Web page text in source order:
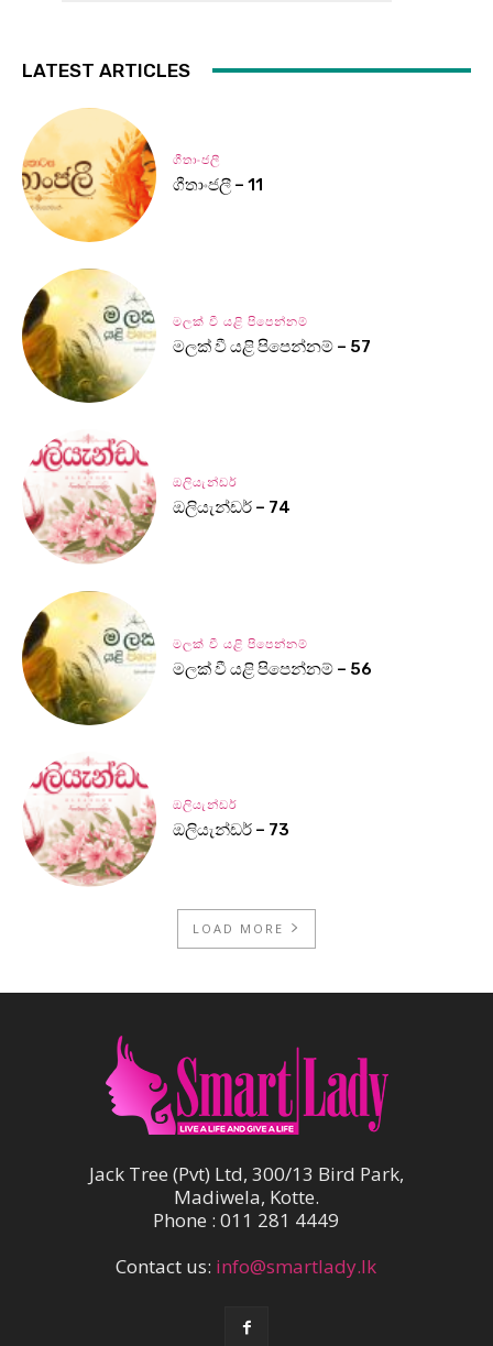
LATEST ARTICLES
ගීතාංජලී
ගීතාංජලී – 11
මලක් වී යළි පිපෙන්නම්
මලක් වී යළි පිපෙන්නම් – 57
ඔලියැන්ඩර්
ඔලියැන්ඩර් – 74
මලක් වී යළි පිපෙන්නම්
මලක් වී යළි පිපෙන්නම් – 56
ඔලියැන්ඩර්
ඔලියැන්ඩර් – 73
LOAD MORE
Jack Tree (Pvt) Ltd, 300/13 Bird Park,
Madiwela, Kotte.
Phone : 011 281 4449
Contact us: info@smartlady.lk